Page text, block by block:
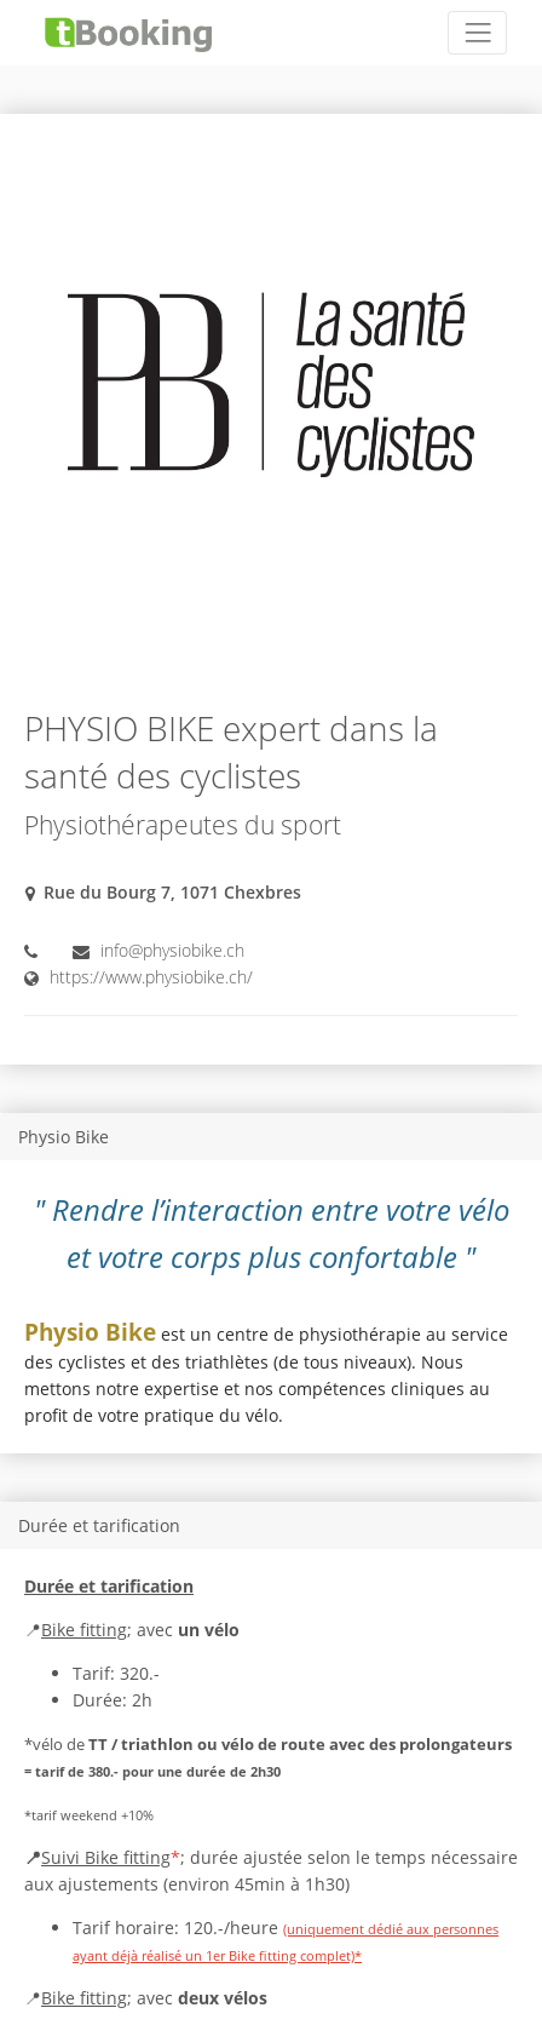
PHYSIO BIKE expert dans la
santé des cyclistes
Physiothérapeutes du sport
Rue du Bourg 7, 1071 Chexbres
info@physiobike.ch
https://www.physiobike.ch/
Physio Bike
" Rendre l’interaction entre votre vélo
et votre corps plus confortable "
Physio Bike est un centre de physiothérapie au service
des cyclistes et des triathlètes (de tous niveaux). Nous
mettons notre expertise et nos compétences cliniques au
profit de votre pratique du vélo.
Durée et tarification
Durée et tarification
📍Bike fitting; avec un vélo
Tarif: 320.-
Durée: 2h
*vélo deTT / triathlon ou vélo de route avec des prolongateurs
= tarif de 380.- pour une durée de 2h30
*tarif weekend +10%
📍Suivi Bike fitting*; durée ajustée selon le temps nécessaire
aux ajustements (environ 45min à 1h30)
Tarif horaire: 120.-/heure (uniquement dédié aux personnes
ayant déjà réalisé un 1er Bike fitting complet)*
📍Bike fitting; avec deux vélos